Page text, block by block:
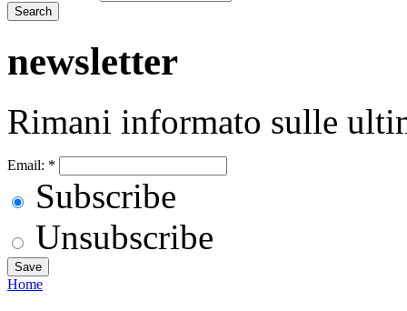
newsletter
Rimani informato sulle
Email: *
Subscribe
Unsubscribe
Home